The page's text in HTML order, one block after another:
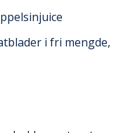
i fri mengde,